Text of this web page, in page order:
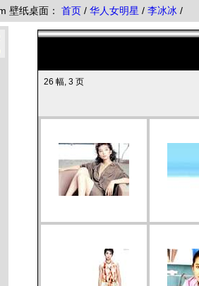
壁纸桌面： 首页 / 华人女明星 / 李冰冰 /
26 幅, 3 页